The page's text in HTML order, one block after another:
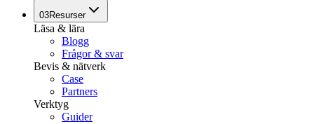
03Resurser
Läsa & lära
Blogg
Frågor & svar
Bevis & nätverk
Case
Partners
Verktyg
Guider